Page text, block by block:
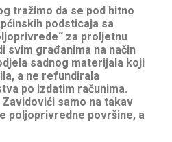
tražimo da se pod hitno
podsticaja sa
za proljetnu
svim građanima na način
sadnog materijala koji
a ne refundirala
po izdatim računima.
samo na takav
poljoprivredne površine, a